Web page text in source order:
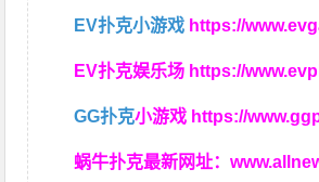
EV扑克小游戏 https://
EV扑克娱乐场 https://
GG扑克小游戏 https://
蜗牛扑克最新网址：